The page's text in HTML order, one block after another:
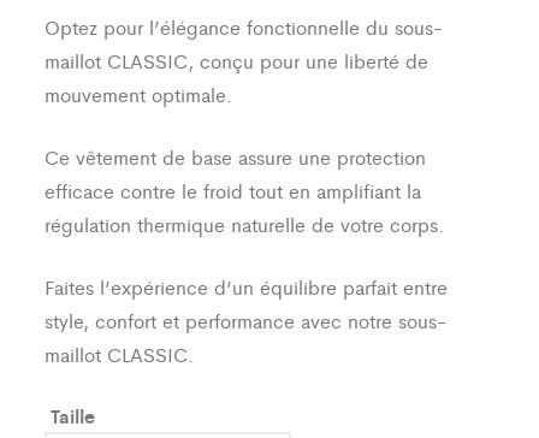
Optez pour l’élégance fonctionnelle du sous-
maillot CLASSIC, conçu pour une liberté de
mouvement optimale.
Ce vêtement de base assure une protection
efficace contre le froid tout en amplifiant la
régulation thermique naturelle de votre corps.
Faites l’expérience d’un équilibre parfait entre
style, confort et performance avec notre sous-
maillot CLASSIC.
Taille